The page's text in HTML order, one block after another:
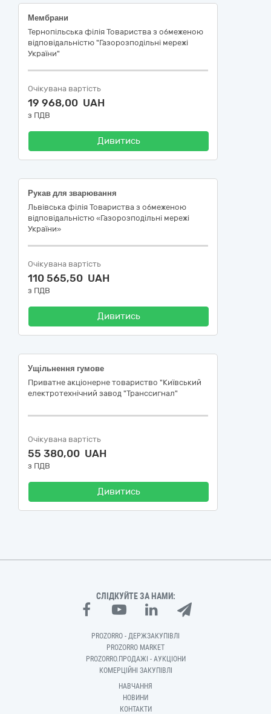
Мембрани
Тернопільська філія Товариства з обмеженою
відповідальністю "Газорозподільні мережі
України"
Очікувана вартість
19 968,00 UAH
з ПДВ
Дивитись
Рукав для зварювання
Львівська філія Товариства з обмеженою
відповідальністю «Газорозподільні мережі
України»
Очікувана вартість
110 565,50 UAH
з ПДВ
Дивитись
Ущільнення гумове
Приватне акціонерне товариство "Київський
електротехнічний завод "Транссигнал"
Очікувана вартість
55 380,00 UAH
з ПДВ
Дивитись
СЛІДКУЙТЕ ЗА НАМИ:
PROZORRO - ДЕРЖЗАКУПІВЛІ
PROZORRO MARKET
PROZORRO.ПРОДАЖІ - АУКЦІОНИ
КОМЕРЦІЙНІ ЗАКУПІВЛІ
НАВЧАННЯ
НОВИНИ
КОНТАКТИ